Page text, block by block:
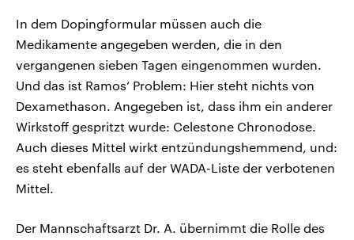
In dem Dopingformular müssen auch die
Medikamente angegeben werden, die in den
vergangenen sieben Tagen eingenommen wurden.
Und das ist Ramos‘ Problem: Hier steht nichts von
Dexamethason. Angegeben ist, dass ihm ein anderer
Wirkstoff gespritzt wurde: Celestone Chronodose.
Auch dieses Mittel wirkt entzündungshemmend, und:
es steht ebenfalls auf der WADA-Liste der verbotenen
Mittel.
Der Mannschaftsarzt Dr. A. übernimmt die Rolle des